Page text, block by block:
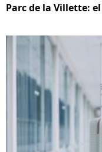
Parc de la Villette: